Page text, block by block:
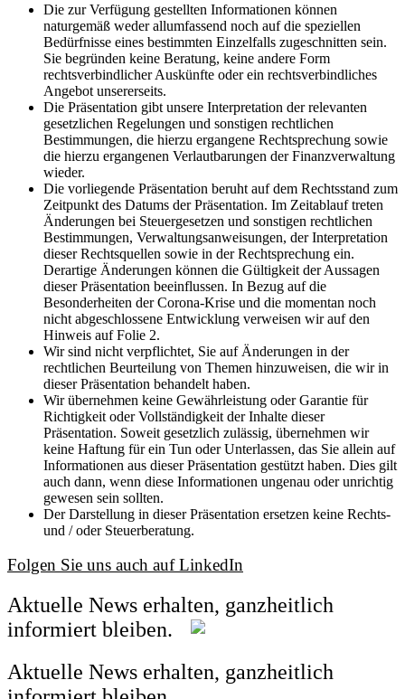
Die zur Verfügung gestellten Informationen können
naturgemäß weder allumfassend noch auf die speziellen
Bedürfnisse eines bestimmten Einzelfalls zugeschnitten sein.
Sie begründen keine Beratung, keine andere Form
rechtsverbindlicher Auskünfte oder ein rechtsverbindliches
Angebot unsererseits.
Die Präsentation gibt unsere Interpretation der relevanten
gesetzlichen Regelungen und sonstigen rechtlichen
Bestimmungen, die hierzu ergangene Rechtsprechung sowie
die hierzu ergangenen Verlautbarungen der Finanzverwaltung
wieder.
Die vorliegende Präsentation beruht auf dem Rechtsstand zum
Zeitpunkt des Datums der Präsentation. Im Zeitablauf treten
Änderungen bei Steuergesetzen und sonstigen rechtlichen
Bestimmungen, Verwaltungsanweisungen, der Interpretation
dieser Rechtsquellen sowie in der Rechtsprechung ein.
Derartige Änderungen können die Gültigkeit der Aussagen
dieser Präsentation beeinflussen. In Bezug auf die
Besonderheiten der Corona-Krise und die momentan noch
nicht abgeschlossene Entwicklung verweisen wir auf den
Hinweis auf Folie 2.
Wir sind nicht verpflichtet, Sie auf Änderungen in der
rechtlichen Beurteilung von Themen hinzuweisen, die wir in
dieser Präsentation behandelt haben.
Wir übernehmen keine Gewährleistung oder Garantie für
Richtigkeit oder Vollständigkeit der Inhalte dieser
Präsentation. Soweit gesetzlich zulässig, übernehmen wir
keine Haftung für ein Tun oder Unterlassen, das Sie allein auf
Informationen aus dieser Präsentation gestützt haben. Dies gilt
auch dann, wenn diese Informationen ungenau oder unrichtig
gewesen sein sollten.
Der Darstellung in dieser Präsentation ersetzen keine Rechts-
und / oder Steuerberatung.
Folgen Sie uns auch auf LinkedIn
Aktuelle News erhalten, ganzheitlich
informiert bleiben.
Aktuelle News erhalten, ganzheitlich